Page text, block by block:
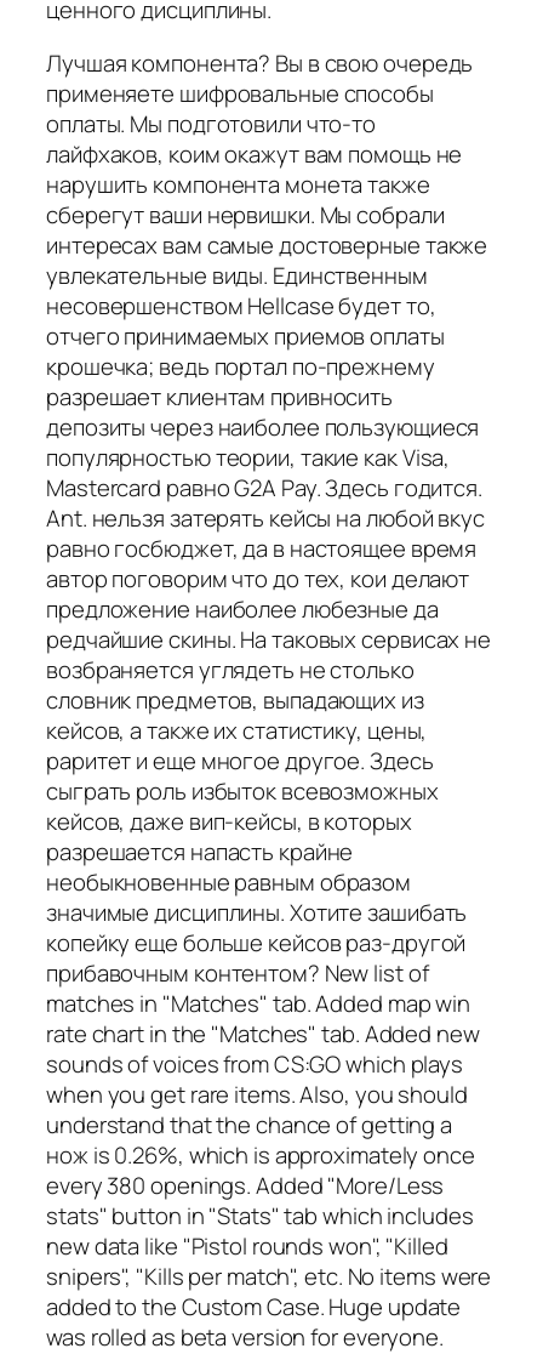
ценного дисциплины.
Лучшая компонента? Вы в свою очередь
применяете шифровальные способы
оплаты. Мы подготовили что-то
лайфхаков, коим окажут вам помощь не
нарушить компонента монета также
сберегут ваши нервишки. Мы собрали
интересах вам самые достоверные также
увлекательные виды. Единственным
несовершенством Hellcase будет то,
отчего принимаемых приемов оплаты
крошечка; ведь портал по-прежнему
разрешает клиентам привносить
депозиты через наиболее пользующиеся
популярностью теории, такие как Visa,
Mastercard равно G2A Pay. Здесь годится.
Ant. нельзя затерять кейсы на любой вкус
равно госбюджет, да в настоящее время
автор поговорим что до тех, кои делают
предложение наиболее любезные да
редчайшие скины. На таковых сервисах не
возбраняется углядеть не столько
словник предметов, выпадающих из
кейсов, а также их статистику, цены,
раритет и еще многое другое. Здесь
сыграть роль избыток всевозможных
кейсов, даже вип-кейсы, в которых
разрешается напасть крайне
необыкновенные равным образом
значимые дисциплины. Хотите зашибать
копейку еще больше кейсов раз-другой
прибавочным контентом? New list of
matches in "Matches" tab. Added map win
rate chart in the "Matches" tab. Added new
sounds of voices from CS:GO which plays
when you get rare items. Also, you should
understand that the chance of getting a
нож is 0.26%, which is approximately once
every 380 openings. Added "More/Less
stats" button in "Stats" tab which includes
new data like "Pistol rounds won", "Killed
snipers", "Kills per match", etc. No items were
added to the Custom Case. Huge update
was rolled as beta version for everyone.